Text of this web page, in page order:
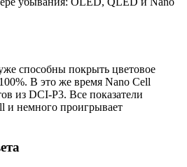
способны покрыть цветовое
В это же время Nano Cell
из DCI-P3. Все показатели
и немного проигрывает